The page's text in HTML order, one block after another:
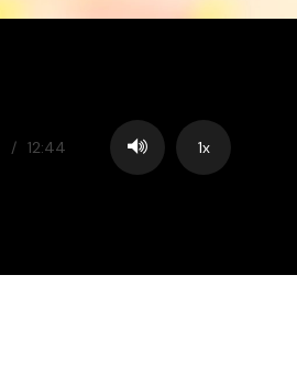
/ 12:44 1x